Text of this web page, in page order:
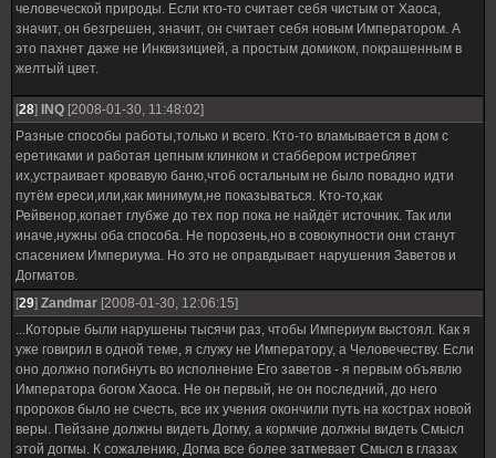
человеческой природы. Если кто-то считает себя чистым от Хаоса,
значит, он безгрешен, значит, он считает себя новым Императором. А
это пахнет даже не Инквизицией, а простым домиком, покрашенным в
желтый цвет.
[28] INQ [2008-01-30, 11:48:02]
Разные способы работы,только и всего. Кто-то вламывается в дом с
еретиками и работая цепным клинком и стаббером истребляет
их,устраивает кровавую баню,чтоб остальным не было повадно идти
путём ереси,или,как минимум,не показываться. Кто-то,как
Рейвенор,копает глубже до тех пор пока не найдёт источник. Так или
иначе,нужны оба способа. Не порозень,но в совокупности они станут
спасением Империума. Но это не оправдывает нарушения Заветов и
Догматов.
[29] Zandmar [2008-01-30, 12:06:15]
...Которые были нарушены тысячи раз, чтобы Империум выстоял. Как я
уже говирил в одной теме, я служу не Императору, а Человечеству. Если
оно должно погибнуть во исполнение Его заветов - я первым объявлю
Императора богом Хаоса. Не он первый, не он последний, до него
пророков было не счесть, все их учения окончили путь на кострах новой
веры. Пейзане должны видеть Догму, а кормчие должны видеть Смысл
этой догмы. К сожалению, Догма все более затмевает Смысл в глазах